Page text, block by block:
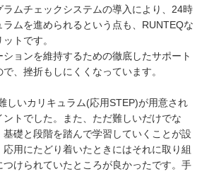
ラムチェックシステムの導入により、24時
ラムを進められるという点も、RUNTEQな
トです。
ションを維持するための徹底したサポート
、挫折もしにくくなっています。
しいカリキュラム(応用STEP)が用意され
ントでした。また、ただ難しいだけでな
基礎と段階を踏んで学習していくことが設
用にたどり着いたときにはそれに取り組
けられていたところが良かったです。手